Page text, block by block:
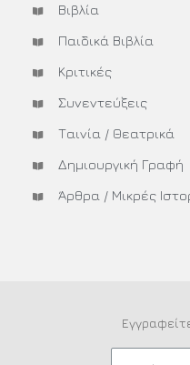
Βιβλία
Παιδικά Βιβλία
Κριτικές
Συνεντεύξεις
Ταινία / Θεατρικά
Δημιουργική Γραφή
Άρθρα / Μικρές